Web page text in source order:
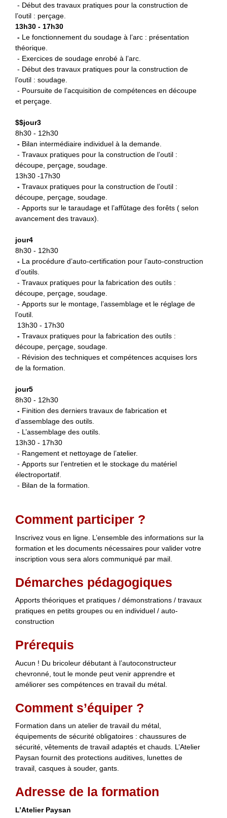
- Début des travaux pratiques pour la construction de
l’outil : perçage.
13h30 - 17h30
- Le fonctionnement du soudage à l’arc : présentation
théorique.
- Exercices de soudage enrobé à l’arc.
- Début des travaux pratiques pour la construction de
l’outil : soudage.
- Poursuite de l’acquisition de compétences en découpe
et perçage.
$$jour3
8h30 - 12h30
- Bilan intermédiaire individuel à la demande.
- Travaux pratiques pour la construction de l’outil :
découpe, perçage, soudage.
13h30 -17h30
- Travaux pratiques pour la construction de l’outil :
découpe, perçage, soudage.
- Apports sur le taraudage et l’affûtage des forêts ( selon
avancement des travaux).
jour4
8h30 - 12h30
- La procédure d’auto-certification pour l’auto-construction
d’outils.
- Travaux pratiques pour la fabrication des outils :
découpe, perçage, soudage.
- Apports sur le montage, l’assemblage et le réglage de
l’outil.
13h30 - 17h30
- Travaux pratiques pour la fabrication des outils :
découpe, perçage, soudage.
- Révision des techniques et compétences acquises lors
de la formation.
jour5
8h30 - 12h30
- Finition des derniers travaux de fabrication et
d’assemblage des outils.
- L’assemblage des outils.
13h30 - 17h30
- Rangement et nettoyage de l’atelier.
- Apports sur l’entretien et le stockage du matériel
électroportatif.
- Bilan de la formation.
Comment participer ?
Inscrivez vous en ligne. L’ensemble des informations sur la
formation et les documents nécessaires pour valider votre
inscription vous sera alors communiqué par mail.
Démarches pédagogiques
Apports théoriques et pratiques / démonstrations / travaux
pratiques en petits groupes ou en individuel / auto-
construction
Prérequis
Aucun ! Du bricoleur débutant à l’autoconstructeur
chevronné, tout le monde peut venir apprendre et
améliorer ses compétences en travail du métal.
Comment s’équiper ?
Formation dans un atelier de travail du métal,
équipements de sécurité obligatoires : chaussures de
sécurité, vêtements de travail adaptés et chauds. L’Atelier
Paysan fournit des protections auditives, lunettes de
travail, casques à souder, gants.
Adresse de la formation
L’Atelier Paysan